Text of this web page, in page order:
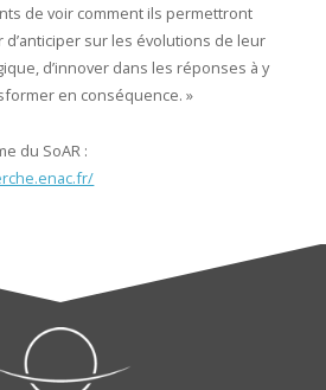
de voir comment ils permettront
sur les évolutions de leur
d’innover dans les réponses à y
en conséquence. »
du SoAR :